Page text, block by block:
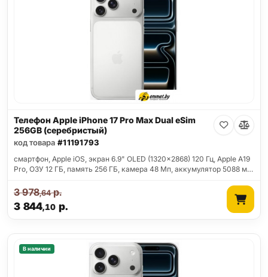
Телефон Apple iPhone 17 Pro Max Dual eSim
256GB (серебристый)
код товара #11191793
смартфон, Apple iOS, экран 6.9" OLED (1320x2868) 120 Гц, Apple A19
Pro, ОЗУ 12 ГБ, память 256 ГБ, камера 48 Мп, аккумулятор 5088 м…
3 844,10 р.
3 978,64р.
В наличии